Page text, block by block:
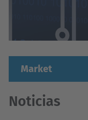
Market
Noticias